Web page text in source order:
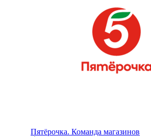
Пятёрочка. Команда магазинов